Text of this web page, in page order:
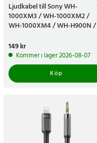
Ljudkabel till Sony WH-
1000XM3 / WH-1000XM2 /
WH-1000XM4 / WH-H900N /
Pris:149 kr
149 kr
Kommer i lager 2026-08-07
Köp